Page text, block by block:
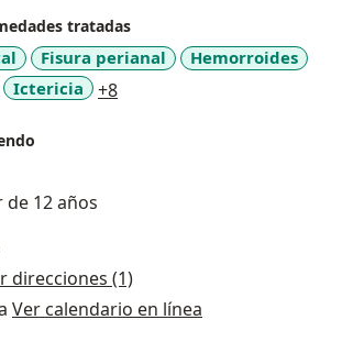
tratadas
Fisura perianal
Hemorroides
Ictericia +8a11y_sr_more_diseases
12 años
direcciones (1)
Ver calendario en línea